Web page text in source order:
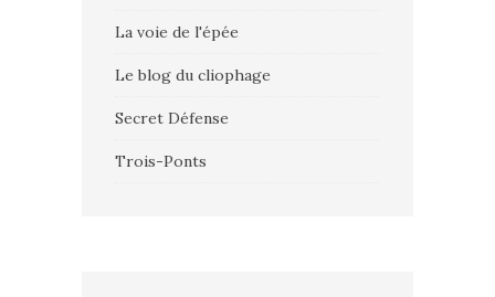
La voie de l'épée
Le blog du cliophage
Secret Défense
Trois-Ponts